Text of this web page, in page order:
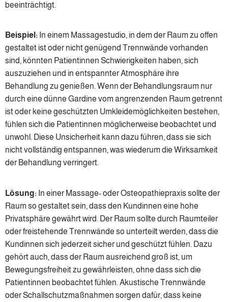
beeinträchtigt.
Beispiel: In einem Massagestudio, in dem der Raum zu offen
gestaltet ist oder nicht genügend Trennwände vorhanden
sind, könnten Patientinnen Schwierigkeiten haben, sich
auszuziehen und in entspannter Atmosphäre ihre
Behandlung zu genießen. Wenn der Behandlungsraum nur
durch eine dünne Gardine vom angrenzenden Raum getrennt
ist oder keine geschützten Umkleidemöglichkeiten bestehen,
fühlen sich die Patientinnen möglicherweise beobachtet und
unwohl. Diese Unsicherheit kann dazu führen, dass sie sich
nicht vollständig entspannen, was wiederum die Wirksamkeit
der Behandlung verringert.
Lösung: In einer Massage- oder Osteopathiepraxis sollte der
Raum so gestaltet sein, dass den Kundinnen eine hohe
Privatsphäre gewährt wird. Der Raum sollte durch Raumteiler
oder freistehende Trennwände so unterteilt werden, dass die
Kundinnen sich jederzeit sicher und geschützt fühlen. Dazu
gehört auch, dass der Raum ausreichend groß ist, um
Bewegungsfreiheit zu gewährleisten, ohne dass sich die
Patientinnen beobachtet fühlen. Akustische Trennwände
oder Schallschutzmaßnahmen sorgen dafür, dass keine